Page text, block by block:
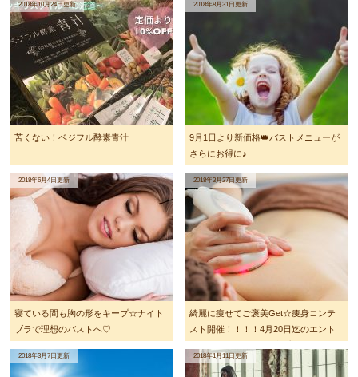
苦くない！ベジフル酵素青汁
2018年10月24日更新
9月1日より新価格👑バストメニューが
さらにお得に♪
2018年8月31日更新
寝ている間も胸の形をキープ☆ナイト
ブラで理想のバストへ♡
2018年6月4日更新
綺麗に痩せてご褒美Get☆痩身コンテ
スト開催！！！！4月20日迄のエント
2018年3月27日更新
2018年3月7日更新 2018年1月11日更新